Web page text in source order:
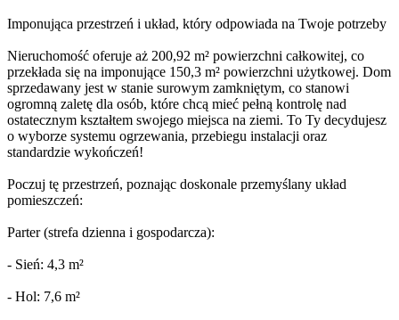
Imponująca przestrzeń i układ, który odpowiada na Twoje potrzeby
Nieruchomość oferuje aż 200,92 m² powierzchni całkowitej, co
przekłada się na imponujące 150,3 m² powierzchni użytkowej. Dom
sprzedawany jest w stanie surowym zamkniętym, co stanowi
ogromną zaletę dla osób, które chcą mieć pełną kontrolę nad
ostatecznym kształtem swojego miejsca na ziemi. To Ty decydujesz
o wyborze systemu ogrzewania, przebiegu instalacji oraz
standardzie wykończeń!
Poczuj tę przestrzeń, poznając doskonale przemyślany układ
pomieszczeń:
Parter (strefa dzienna i gospodarcza):
- Sień: 4,3 m²
- Hol: 7,6 m²